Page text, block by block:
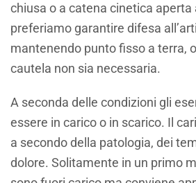
chiusa o a catena cinetica aperta
preferiamo garantire difesa
mantenendo punto fisso a terra,
cautela non sia necessaria.
A seconda delle condizioni gli
essere in carico o in scarico. Il
a secondo della patologia, dei
dolore. Solitamente in un primo